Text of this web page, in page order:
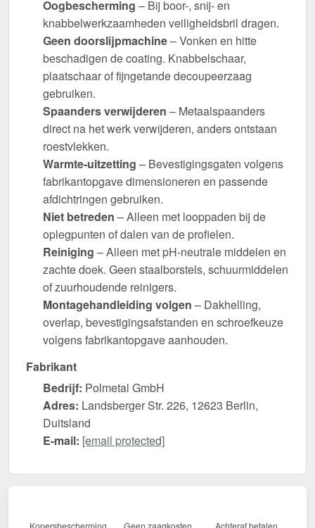
Oogbescherming – Bij boor-, snij- en
knabbelwerkzaamheden veiligheidsbril dragen.
Geen doorslijpmachine– Vonken en hitte
beschadigen de coating. Knabbelschaar,
plaatschaar of fijngetande decoupeerzaag
gebruiken.
Spaanders verwijderen – Metaalspaanders
direct na het werk verwijderen, anders ontstaan
roestvlekken.
Warmte-uitzetting – Bevestigingsgaten volgens
fabrikantopgave dimensioneren en passende
afdichtringen gebruiken.
Niet betreden – Alleen met looppaden bij de
oplegpunten of dalen van de profielen.
Reiniging – Alleen met pH-neutrale middelen en
zachte doek. Geen staalborstels, schuurmiddelen
of zuurhoudende reinigers.
Montagehandleiding volgen – Dakhelling,
overlap, bevestigingsafstanden en schroefkeuze
volgens fabrikantopgave aanhouden.
Fabrikant
Bedrijf: Polmetal GmbH
Adres: Landsberger Str. 226, 12623 Berlin,
Duitsland
E-mail: [email protected]
Kopersbescherming Geen zaagkosten Achteraf betalen